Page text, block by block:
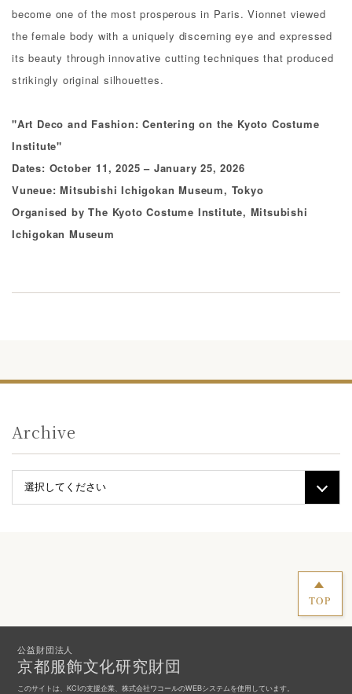
become one of the most prosperous in Paris. Vionnet viewed
the female body with a uniquely discerning eye and expressed
its beauty through innovative cutting techniques that produced
strikingly original silhouettes.
"Art Deco and Fashion: Centering on the Kyoto Costume
Institute"
Dates: October 11, 2025 – January 25, 2026
Vuneue: Mitsubishi Ichigokan Museum, Tokyo
Organised by The Kyoto Costume Institute, Mitsubishi
Ichigokan Museum
Archive
TOP
公益財団法人
京都服飾文化研究財団
このサイトは、KCIの支援企業、株式会社ワコールのWEBシステムを使用しています。